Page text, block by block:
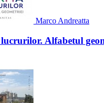
Marco Andreatta
Alfabetul